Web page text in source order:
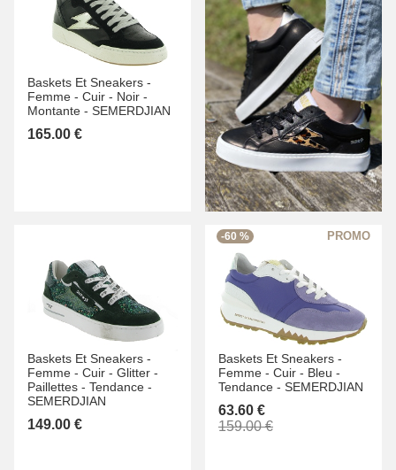
Baskets Et Sneakers -
Femme - Cuir - Noir -
Montante - SEMERDJIAN
165.00 €
Baskets Et Sneakers -
Femme - Cuir - Glitter -
Paillettes - Tendance -
SEMERDJIAN
149.00 €
-60 %
Baskets Et Sneakers -
Femme - Cuir - Bleu -
Tendance - SEMERDJIAN
63.60 €
159.00 €